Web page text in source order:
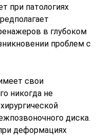
при патологиях
в глубоком
проблем с
свои
никогда не
диска.
деформациях